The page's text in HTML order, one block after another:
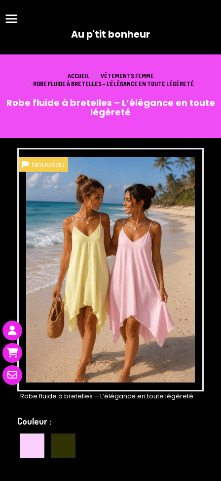
Au p'tit bonheur
ACCUEIL
VÊTEMENTS FEMME
ROBE FLUIDE À BRETELLES – L’ÉLÉGANCE EN TOUTE LÉGÈRETÉ
Robe fluide à bretelles – L’élégance en toute
légèreté
Nouveau
Robe fluide à bretelles – L’élégance en toute légèreté
Couleur :